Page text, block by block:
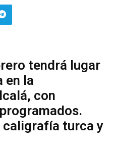
tendrá lugar
en la
con
caligrafía turca y